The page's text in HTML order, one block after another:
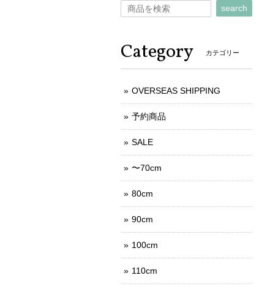
search
Category カテゴリー
OVERSEAS SHIPPING
予約商品
SALE
〜70cm
80cm
90cm
100cm
110cm